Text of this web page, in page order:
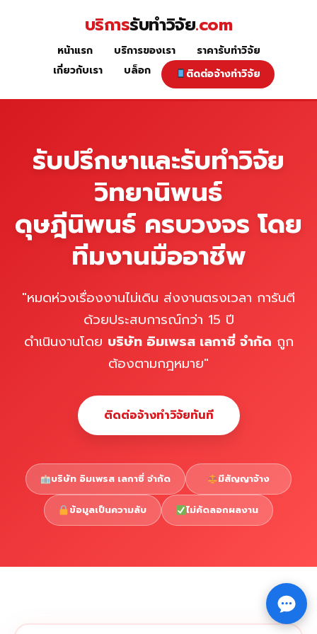
หน้าแรก
Copyright © 2026 รับทำวิจัย รับทำวิทยานิพนธ์ รับทำ⇧
บริการรับทำวิจัย.com
หน้าแรก บริการของเรา
ราคารับทำวิจัย
เกี่ยวกับเรา
บล็อก ติดต่อจ้างทำวิจัย
รับปรึกษาและรับทำวิจัย
วิทยานิพนธ์
ดุษฎีนิพนธ์ ครบวงจร โดย
ทีมงานมืออาชีพ
"หมดห่วงเรื่องงานไม่เดิน ส่งงานตรงเวลา การันตี
ด้วยประสบการณ์กว่า 15 ปี
ดำเนินงานโดย บริษัท อิมเพรส เลกาซี่ จำกัด ถูก
ต้องตามกฎหมาย"
ติดต่อจ้างทำวิจัยทันที
บริษัท อิมเพรส เลกาซี่ จำกัด มีสัญญาจ้าง
ข้อมูลเป็นความลับ ไม่คัดลอกผลงาน